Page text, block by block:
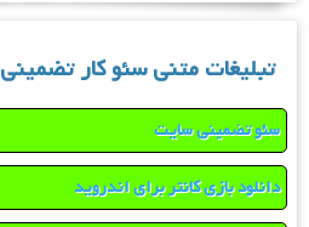
تبلیغات متنی سئو کار تضمینی
سئو تضمینی سایت
دانلود بازی کانتر برای اندروید